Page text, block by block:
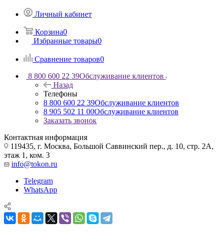
Личный кабинет
Корзина0
Избранные товары0
Сравнение товаров0
8 800 600 22 39Обслуживание клиентов
Назад
Телефоны
8 800 600 22 39Обслуживание клиентов
8 905 502 11 00Обслуживание клиентов
Заказать звонок
Контактная информация
119435, г. Москва, Большой Саввинский пер., д. 10, стр. 2А,
этаж 1, ком. 3
info@tokon.ru
Telegram
WhatsApp